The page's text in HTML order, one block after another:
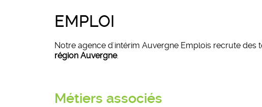
EMPLOI
Notre agence d'intérim Auvergne Emplois recrute des
région Auvergne.
Métiers associés